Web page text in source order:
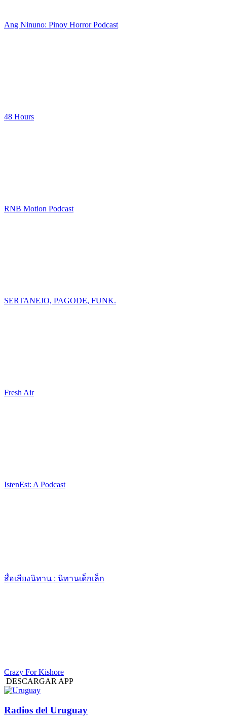
Ang Ninuno: Pinoy Horror Podcast
48 Hours
RNB Motion Podcast
SERTANEJO, PAGODE, FUNK.
Fresh Air
IstenEst: A Podcast
สื่อเสียงนิทาน : นิทานเด็กเล็ก
Crazy For Kishore
DESCARGAR APP
Radios del Uruguay